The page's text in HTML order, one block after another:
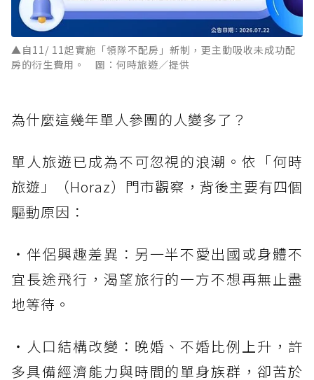
▲自11/ 11起實施「領隊不配房」新制，更主動吸收未成功配
房的衍生費用。 圖：何時旅遊／提供
為什麼這幾年單人參團的人變多了？
單人旅遊已成為不可忽視的浪潮。依「何時
旅遊」（Horaz）門市觀察，背後主要有四個
驅動原因：
・伴侶興趣差異：另一半不愛出國或身體不
宜長途飛行，渴望旅行的一方不想再無止盡
地等待。
・人口結構改變：晚婚、不婚比例上升，許
多具備經濟能力與時間的單身族群，卻苦於